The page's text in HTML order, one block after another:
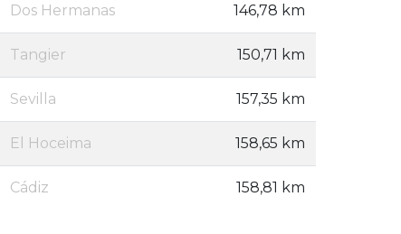
Dos Hermanas 146,78 km
Tangier 150,71 km
Sevilla 157,35 km
El Hoceima 158,65 km
Cádiz 158,81 km